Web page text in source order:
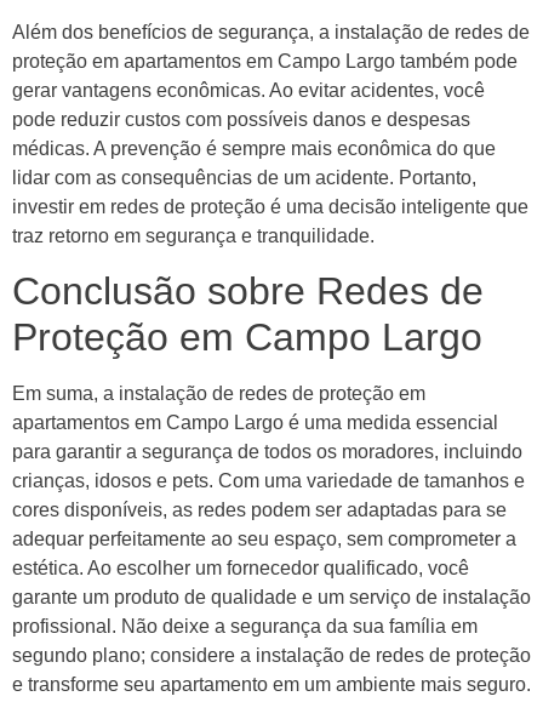
Além dos benefícios de segurança, a instalação de redes de
proteção em apartamentos em Campo Largo também pode
gerar vantagens econômicas. Ao evitar acidentes, você
pode reduzir custos com possíveis danos e despesas
médicas. A prevenção é sempre mais econômica do que
lidar com as consequências de um acidente. Portanto,
investir em redes de proteção é uma decisão inteligente que
traz retorno em segurança e tranquilidade.
Conclusão sobre Redes de
Proteção em Campo Largo
Em suma, a instalação de redes de proteção em
apartamentos em Campo Largo é uma medida essencial
para garantir a segurança de todos os moradores, incluindo
crianças, idosos e pets. Com uma variedade de tamanhos e
cores disponíveis, as redes podem ser adaptadas para se
adequar perfeitamente ao seu espaço, sem comprometer a
estética. Ao escolher um fornecedor qualificado, você
garante um produto de qualidade e um serviço de instalação
profissional. Não deixe a segurança da sua família em
segundo plano; considere a instalação de redes de proteção
e transforme seu apartamento em um ambiente mais seguro.